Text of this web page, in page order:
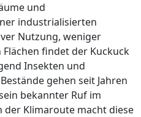
und
industrialisierten
Nutzung, weniger
findet der Kuckuck
Insekten und
gehen seit Jahren
bekannter Ruf im
der Klimaroute macht diese